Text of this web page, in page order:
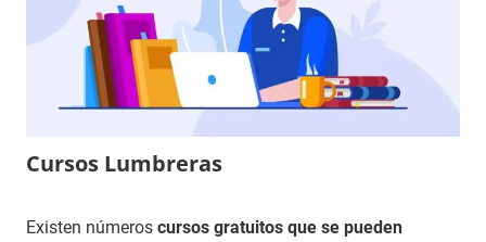
Cursos Lumbreras
6
Maria
Cursos
Existen números cursos gratuitos que se pueden